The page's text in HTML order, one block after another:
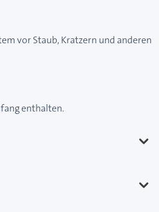
vor Staub, Kratzern und anderen
enthalten.